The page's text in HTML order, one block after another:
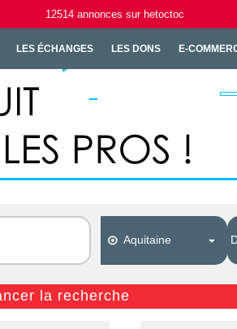
12514 annonces sur hetoctoc
LES ÉCHANGES LES DONS E-